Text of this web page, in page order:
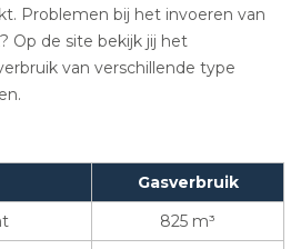
Problemen bij het invoeren van
Op de site bekijk jij het
van verschillende type
Gasverbruik
825 m³